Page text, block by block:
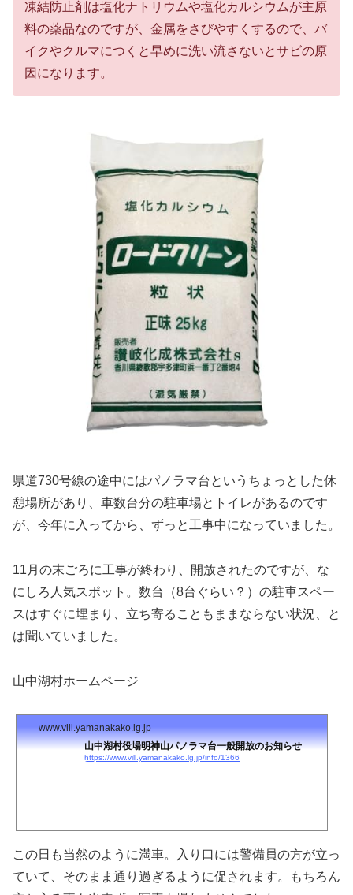
凍結防止剤は塩化ナトリウムや塩化カルシウムが主原
料の薬品なのですが、金属をさびやすくするので、バ
イクやクルマにつくと早めに洗い流さないとサビの原
因になります。
県道730号線の途中にはパノラマ台というちょっとした休
憩場所があり、車数台分の駐車場とトイレがあるのです
が、今年に入ってから、ずっと工事中になっていました。
11月の末ごろに工事が終わり、開放されたのですが、な
にしろ人気スポット。数台（8台ぐらい？）の駐車スペー
スはすぐに埋まり、立ち寄ることもままならない状況、と
は聞いていました。
山中湖村ホームページ
www.vill.yamanakako.lg.jp
山中湖村役場明神山パノラマ台一般開放のお知らせ
https://www.vill.yamanakako.lg.jp/info/1366
この日も当然のように満車。入り口には警備員の方が立っ
ていて、そのまま通り過ぎるように促されます。もちろん